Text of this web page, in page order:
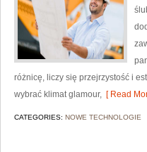
różnicę, liczy się przejrzystość i
wybrać klimat glamour, [ Read
CATEGORIES: NOWE TECHNOLOGIE